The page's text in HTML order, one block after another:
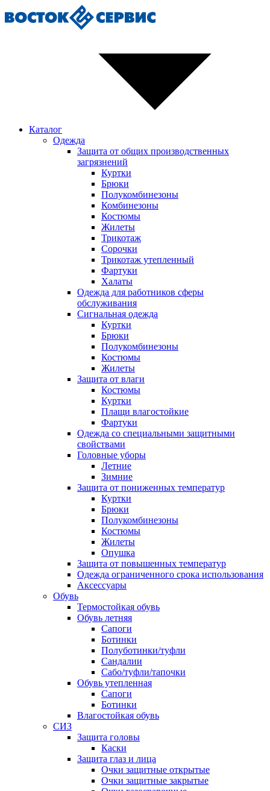
Каталог
Одежда
Защита от общих производственных
загрязнений
Куртки
Брюки
Полукомбинезоны
Комбинезоны
Костюмы
Жилеты
Трикотаж
Сорочки
Трикотаж утепленный
Фартуки
Халаты
Одежда для работников сферы
обслуживания
Сигнальная одежда
Куртки
Брюки
Полукомбинезоны
Костюмы
Жилеты
Защита от влаги
Костюмы
Куртки
Плащи влагостойкие
Фартуки
Одежда со специальными защитными
свойствами
Головные уборы
Летние
Зимние
Защита от пониженных температур
Куртки
Брюки
Полукомбинезоны
Костюмы
Жилеты
Опушка
Защита от повышенных температур
Одежда ограниченного срока использования
Аксессуары
Обувь
Термостойкая обувь
Обувь летняя
Сапоги
Ботинки
Полуботинки/туфли
Сандалии
Сабо/туфли/тапочки
Обувь утепленная
Сапоги
Ботинки
Влагостойкая обувь
СИЗ
Защита головы
Каски
Защита глаз и лица
Очки защитные открытые
Очки защитные закрытые